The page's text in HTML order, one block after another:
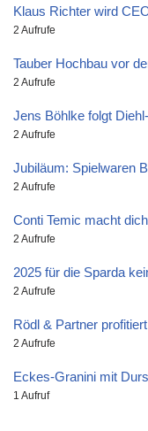
Klaus Richter wird
2 Aufrufe
Tauber Hochbau vor
2 Aufrufe
Jens Böhlke folgt
2 Aufrufe
Jubiläum: Spielwaren
2 Aufrufe
Conti Temic macht
2 Aufrufe
2025 für die Sparda
2 Aufrufe
Rödl & Partner
2 Aufrufe
Eckes-Granini mit
1 Aufruf